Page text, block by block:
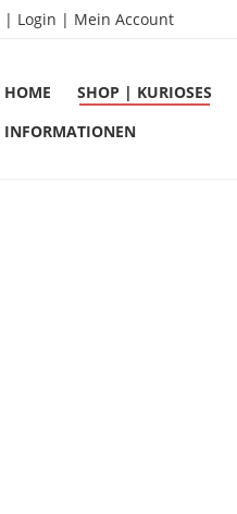
| Login | Mein Account
HOME SHOP | KURIOSES
INFORMATIONEN